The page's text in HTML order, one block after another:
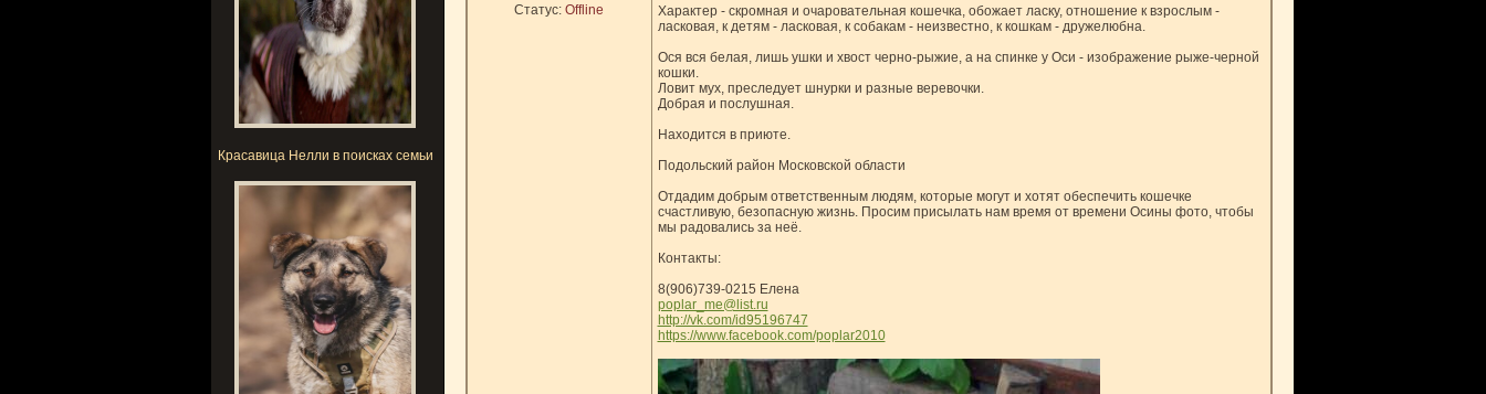
Красавица Нелли в поисках семьи
Статус: Offline
Характер - скромная и очаровательная кошечка, обожает ласку, отношение к взрослым -
ласковая, к детям - ласковая, к собакам - неизвестно, к кошкам - дружелюбна.
Ося вся белая, лишь ушки и хвост черно-рыжие, а на спинке у Оси - изображение рыже-черной
кошки.
Ловит мух, преследует шнурки и разные веревочки.
Добрая и послушная.
Находится в приюте.
Подольский район Московской области
Отдадим добрым ответственным людям, которые могут и хотят обеспечить кошечке
счастливую, безопасную жизнь. Просим присылать нам время от времени Осины фото, чтобы
мы радовались за неё.
Контакты:
8(906)739-0215 Елена
poplar_me@list.ru
http://vk.com/id95196747
https://www.facebook.com/poplar2010